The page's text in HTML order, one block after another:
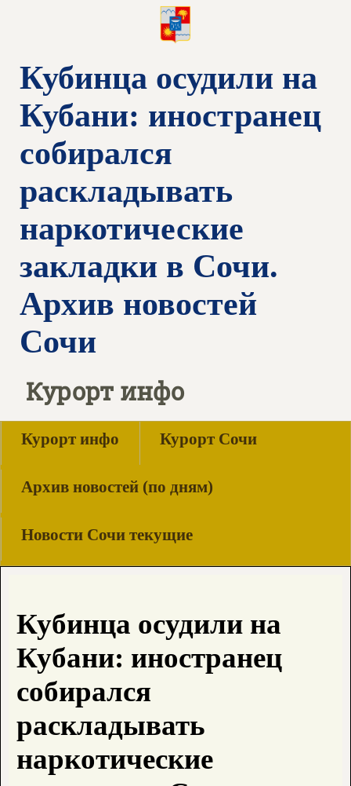
Кубинца осудили на
Кубани: иностранец
собирался
раскладывать
наркотические
закладки в Сочи.
Архив новостей
Сочи
Курорт инфо
Курорт инфо Курорт Сочи
Архив новостей (по дням)
Новости Сочи текущие
Кубинца осудили на
Кубани: иностранец
собирался
раскладывать
наркотические